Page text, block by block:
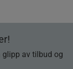
glipp av tilbud og